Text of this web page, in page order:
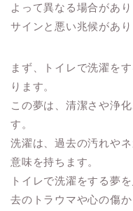
よって異なる場合があ
サインと悪い兆候があり
まず、トイレで洗濯を
ります。
この夢は、清潔さや浄
す。
洗濯は、過去の汚れや
意味を持ちます。
トイレで洗濯をする夢
去のトラウマや心の傷